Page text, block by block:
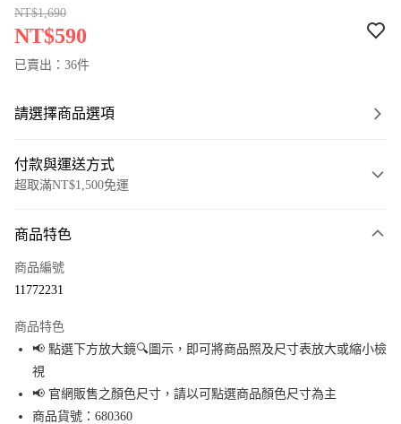
NT$1,690
NT$590
已賣出：36件
請選擇商品選項
付款與運送方式
超取滿NT$1,500免運
信用卡一次付款
Apple Pay
街口支付
悠遊付
商品特色
商品編號
11772231
商品特色
📢 點選下方放大鏡🔍圖示，即可將商品照及尺寸表放大或縮小檢
視
📢 官網販售之顏色尺寸，請以可點選商品顏色尺寸為主
商品貨號：680360